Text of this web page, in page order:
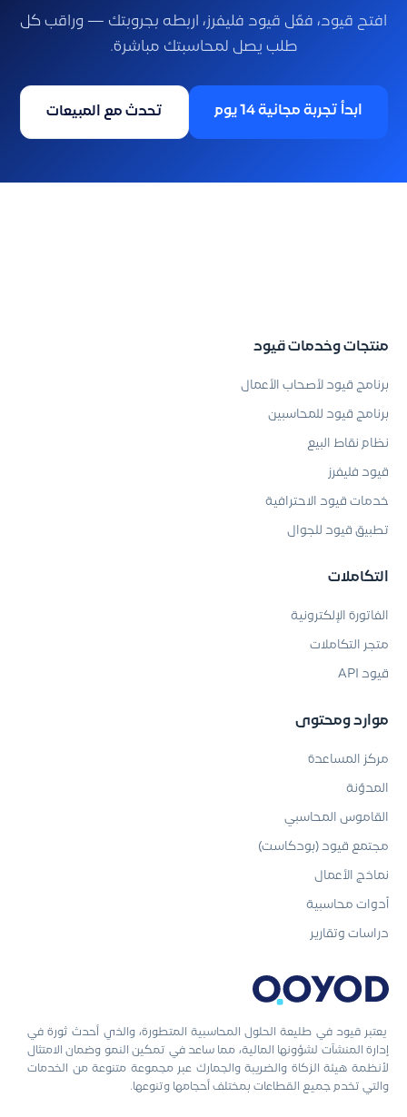
افتح قيود، فعّل قيود فليفرز، اربطه بجروبتك — وراقب كل
طلب يصل لمحاسبتك مباشرة.
ابدأ تجربة مجانية 14 يوم تحدث مع المبيعات
يعتبر قيود في طليعة الحلول المحاسبية المتطورة، والذي أحدث ثورة في
إدارة المنشآت لشؤونها المالية، مما ساعد في تمكين النمو وضمان الامتثال
لأنظمة هيئة الزكاة والضريبة والجمارك عبر مجموعة متنوعة من الخدمات
والتي تخدم جميع القطاعات بمختلف أحجامها وتنوعها.
منتجات وخدمات قيود
برنامج قيود لأصحاب الأعمال
برنامج قيود للمحاسبين
نظام نقاط البيع
قيود فليفرز
خدمات قيود الاحترافية
تطبيق قيود للجوال
التكاملات
الفاتورة الإلكترونية
متجر التكاملات
قيود API
موارد ومحتوى
مركز المساعدة
المدوّنة
القاموس المحاسبي
مجتمع قيود (بودكاست)
نماذج الأعمال
أدوات محاسبية
دراسات وتقارير